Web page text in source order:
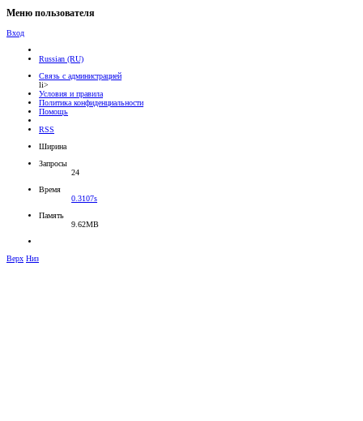
Меню пользователя
Вход
Russian (RU)
Связь с администрацией
li>
Условия и правила
Политика конфиденциальности
Помощь
RSS
Ширина
Запросы
24
Время
0.3107s
Память
9.62MB
Верх Низ